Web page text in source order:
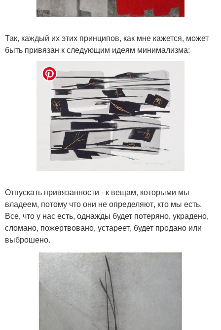
Так, каждый их этих принципов, как мне кажется, может
быть привязан к следующим идеям минимализма:
Отпускать привязанности - к вещам, которыми мы
владеем, потому что они не определяют, кто мы есть.
Все, что у нас есть, однажды будет потеряно, украдено,
сломано, пожертвовано, устареет, будет продано или
выброшено.